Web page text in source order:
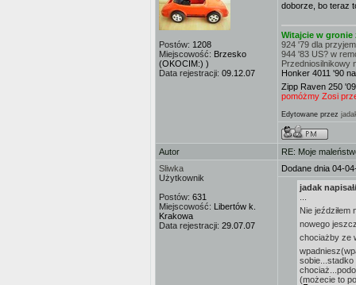
Postów: 1208
Miejscowość: Brzesko
(OKOCIM:) )
Data rejestracji: 09.12.07
doborze, bo teraz
Witajcie w
924 '79 dla
944 '83 US? w
Przedniosilnikowy
Honker 4011 '90
Zipp Raven 250
pomóżmy Zosi
Edytowane przez
Autor
RE: Moje
Sliwka
Użytkownik
Postów: 631
Miejscowość: Libertów k.
Krakowa
Data rejestracji: 29.07.07
Dodane dnia 04-
jadak
Nie
nowego
chociażby ze
sobie...stadko
(możecie to